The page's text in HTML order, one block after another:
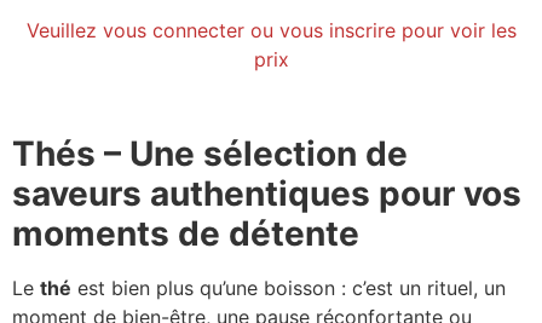
Veuillez vous connecter ou vous inscrire pour voir les
prix
Thés – Une sélection de
saveurs authentiques pour vos
moments de détente
Le thé est bien plus qu’une boisson : c’est un rituel, un
moment de bien-être, une pause réconfortante ou